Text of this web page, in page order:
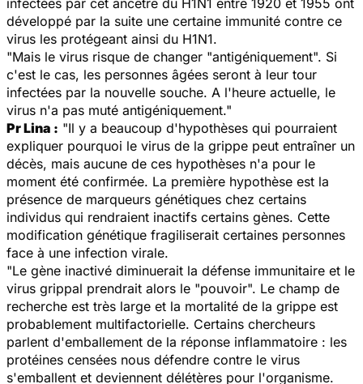
développé par la suite une certaine immunité contre ce
virus les protégeant ainsi du H1N1.
"Mais le virus risque de changer "antigéniquement". Si
c'est le cas, les personnes âgées seront à leur tour
infectées par la nouvelle souche. A l'heure actuelle, le
virus n'a pas muté antigéniquement."
Pr Lina : "Il y a beaucoup d'hypothèses qui pourraient
expliquer pourquoi le virus de la grippe peut entraîner un
décès, mais aucune de ces hypothèses n'a pour le
moment été confirmée. La première hypothèse est la
présence de marqueurs génétiques chez certains
individus qui rendraient inactifs certains gènes. Cette
modification génétique fragiliserait certaines personnes
face à une infection virale.
"Le gène inactivé diminuerait la défense immunitaire et le
virus grippal prendrait alors le "pouvoir". Le champ de
recherche est très large et la mortalité de la grippe est
probablement multifactorielle. Certains chercheurs
parlent d'emballement de la réponse inflammatoire : les
protéines censées nous défendre contre le virus
s'emballent et deviennent délétères pour l'organisme.